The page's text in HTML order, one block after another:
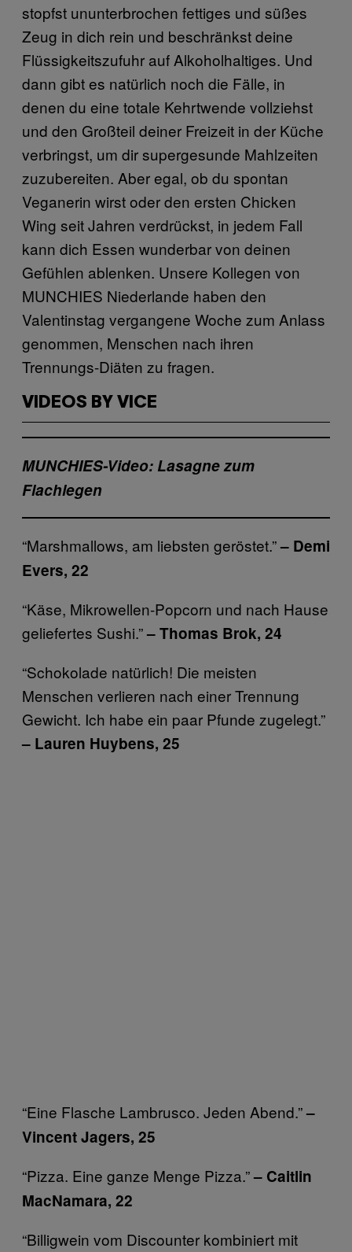
stopfst ununterbrochen fettiges und süßes
Zeug in dich rein und beschränkst deine
Flüssigkeitszufuhr auf Alkoholhaltiges. Und
dann gibt es natürlich noch die Fälle, in
denen du eine totale Kehrtwende vollziehst
und den Großteil deiner Freizeit in der Küche
verbringst, um dir supergesunde Mahlzeiten
zuzubereiten. Aber egal, ob du spontan
Veganerin wirst oder den ersten Chicken
Wing seit Jahren verdrückst, in jedem Fall
kann dich Essen wunderbar von deinen
Gefühlen ablenken. Unsere Kollegen von
MUNCHIES Niederlande haben den
Valentinstag vergangene Woche zum Anlass
genommen, Menschen nach ihren
Trennungs-Diäten zu fragen.
VIDEOS BY VICE
MUNCHIES-Video: Lasagne zum
Flachlegen
“Marshmallows, am liebsten geröstet.”– Demi
Evers, 22
“Käse, Mikrowellen-Popcorn und nach Hause
geliefertes Sushi.”– Thomas Brok, 24
“Schokolade natürlich! Die meisten
Menschen verlieren nach einer Trennung
Gewicht. Ich habe ein paar Pfunde zugelegt.”
– Lauren Huybens, 25
“Eine Flasche Lambrusco. Jeden Abend.”–
Vincent Jagers, 25
“Pizza. Eine ganze Menge Pizza.”– Caitlin
MacNamara, 22
“Billigwein vom Discounter kombiniert mit